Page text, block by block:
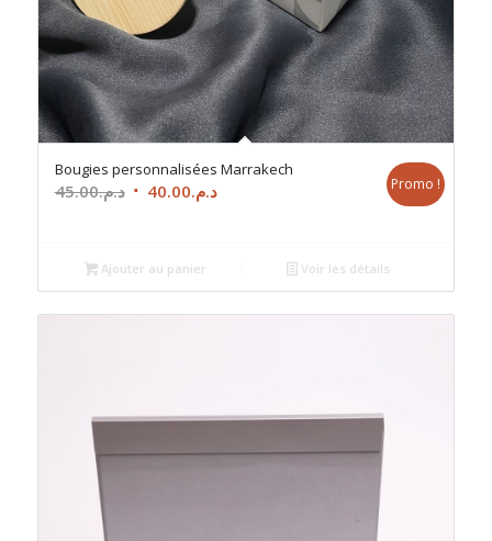
Bougies personnalisées Marrakech
د.م.45.00
Le
était :
د.م.45.00.
د.م.40.00
Le
د.م.40.00.
Promo !
Ajouter au panier Voir les détails